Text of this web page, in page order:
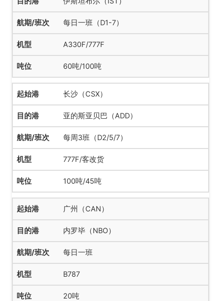
每日一班（D1-7）
A330F/777F
60吨/100吨
长沙（CSX）
亚的斯亚贝巴（ADD）
每周3班（D2/5/7）
777F/客改货
100吨/45吨
广州（CAN）
内罗毕（NBO）
每日一班
B787
20吨